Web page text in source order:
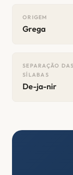
ORIGEM
Grega
SEPARAÇÃO DAS
SÍLABAS
De-ja-nir